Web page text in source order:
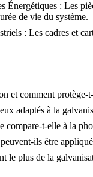
Énergétiques : Les
de vie du système.
: Les cadres et
et comment
adaptés à la
compare-t-elle à la
ils être
le plus de la